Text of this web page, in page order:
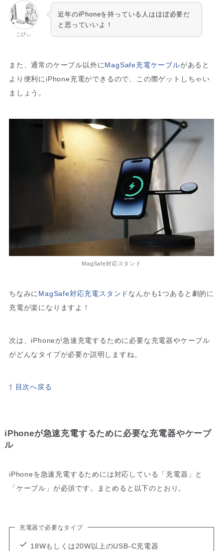
こびぃ
近年のiPhoneを持っている人はほぼ必要だ
と思っていいよ！
また、通常のケーブル以外にMagSafe充電ケーブルがあると
より便利にiPhone充電ができるので、この際ゲットしちゃい
ましょう。
MagSafe対応スタンド
ちなみに MagSafe対応充電スタンド なんかも1つあると劇的に
充電が楽になりますよ！
次は、iPhoneが急速充電するために必要な充電器やケーブル
がどんなタイプが必要か説明しますね。
⇧ 目次へ戻る
iPhoneが急速充電するために必要な充電器やケーブ
ル
iPhoneを急速充電するためには対応している「充電器」と
「ケーブル」が必須です。まとめると以下のとおり。
充電器で必要なタイプ
18Wもしくは20W以上のUSB-C充電器